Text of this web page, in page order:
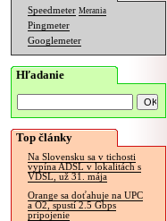
Speedmeter Merania
Pingmeter
Googlemeter
Hľadanie
Top články
Na Slovensku sa v tichosti
vypína ADSL v lokalitách s
VDSL, už 31. mája
Orange sa doťahuje na UPC
a O2, spustí 2.5 Gbps
pripojenie